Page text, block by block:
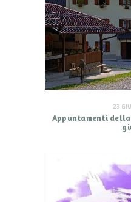
23
Appuntamenti